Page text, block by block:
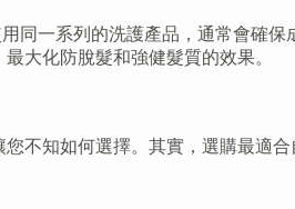
同一系列的洗護產品，通常會確
大化防脫髮和強健髮質的效果。
不知如何選擇。其實，選購最適